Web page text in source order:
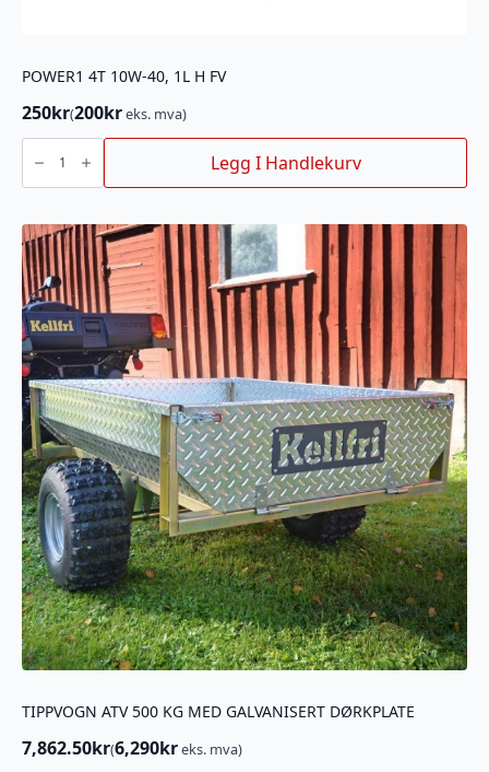
POWER1 4T 10W-40, 1L H FV
250kr(200kreks. mva)
POWER1
10W-
40,
FV
antall
Legg I Handlekurv
TIPPVOGN ATV 500 KG MED GALVANISERT DØRKPLATE
7,862.50kr(6,290kreks. mva)